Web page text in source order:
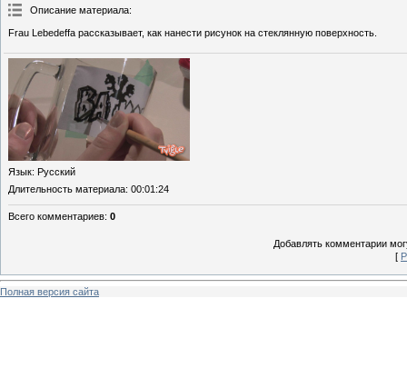
Описание материала:
Frau Lebedeffa рассказывает, как нанести рисунок на стеклянную поверхность.
Язык: Русский
Длительность материала: 00:01:24
Всего комментариев: 0
Добавлять комментарии
[
Полная версия сайта